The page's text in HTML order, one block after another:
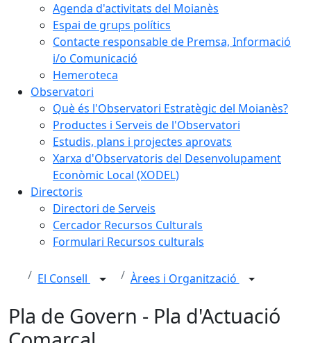
Agenda d'activitats del Moianès
Espai de grups polítics
Contacte responsable de Premsa, Informació
i/o Comunicació
Hemeroteca
Observatori
Què és l'Observatori Estratègic del Moianès?
Productes i Serveis de l'Observatori
Estudis, plans i projectes aprovats
Xarxa d'Observatoris del Desenvolupament
Econòmic Local (XODEL)
Directoris
Directori de Serveis
Cercador Recursos Culturals
Formulari Recursos culturals
El Consell Àrees i Organització
Pla de Govern - Pla d'Actuació